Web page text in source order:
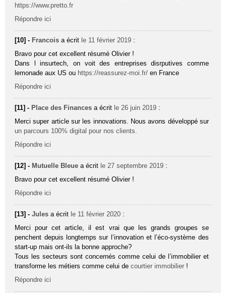
https://www.pretto.fr
Répondre ici
[10] - Francois a écrit le 11 février 2019 :
Bravo pour cet excellent résumé Olivier !
Dans l insurtech, on voit des entreprises disrputives comme
lemonade aux US ou https://reassurez-moi.fr/ en France
Répondre ici
[11] - Place des Finances a écrit le 26 juin 2019 :
Merci super article sur les innovations. Nous avons développé sur
un parcours 100% digital pour nos clients.
Répondre ici
[12] - Mutuelle Bleue a écrit le 27 septembre 2019 :
Bravo pour cet excellent résumé Olivier !
Répondre ici
[13] -Jules a écrit le 11 février 2020 :
Merci pour cet article, il est vrai que les grands groupes se
penchent depuis longtemps sur l’innovation et l’éco-système des
start-up mais ont-ils la bonne approche?
Tous les secteurs sont concernés comme celui de l’immobilier et
transforme les métiers comme celui decourtier immobilier !
Répondre ici